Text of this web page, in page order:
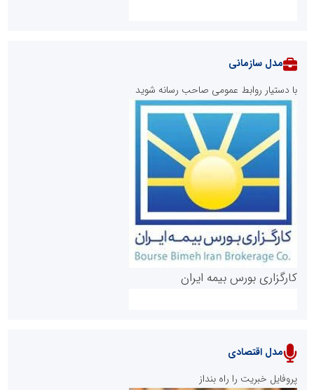
روابط عمومی خبرگزاری گزارش خبر
پایگاه خبری نهضت ملی مسکن
مدل سازمانی
با دستیار روابط عمومی صاحب رسانه شوید
کارگزاری بورس بیمه ایران
مدل اقتصادی
پروفایل خبریت را راه بنداز